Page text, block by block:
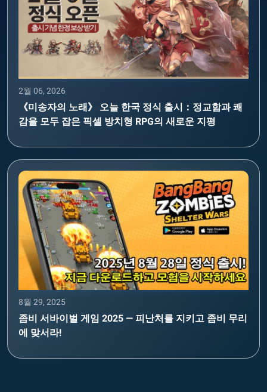
2월 06, 2026
《미송자의 노래》 오늘 한국 정식 출시：정교함과 쾌
감을 모두 잡은 픽셀 방치형 RPG의 새로운 지평
8월 29, 2025
좀비 서바이벌 게임 2025 — 피난처를 지키고 좀비 무리
에 맞서라!